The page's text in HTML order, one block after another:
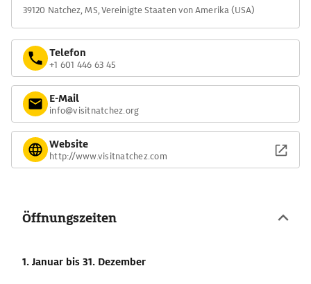
39120 Natchez, MS, Vereinigte Staaten von Amerika (USA)
Telefon
+1 601 446 63 45
E-Mail
info@visitnatchez.org
Website
http://www.visitnatchez.com
Öffnungszeiten
1. Januar bis 31. Dezember